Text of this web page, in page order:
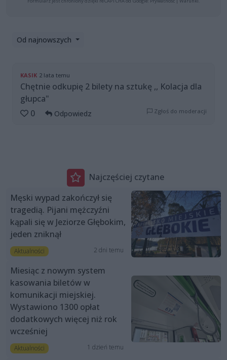
Od najnowszych
KASIK 2 lata temu
Chętnie odkupię 2 bilety na sztukę ,, Kolacja dla
głupca"
0
Odpowiedz Zgłoś do moderacji
Najczęściej czytane
Męski wypad zakończył się
tragedią. Pijani mężczyźni
kąpali się w Jeziorze Głębokim,
jeden zniknął
Aktualności 2 dni temu
Miesiąc z nowym system
kasowania biletów w
komunikacji miejskiej.
Wystawiono 1300 opłat
dodatkowych więcej niż rok
wcześniej
Aktualności 1 dzień temu